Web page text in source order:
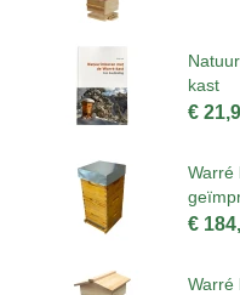
kast
€
Warré
€
Warré